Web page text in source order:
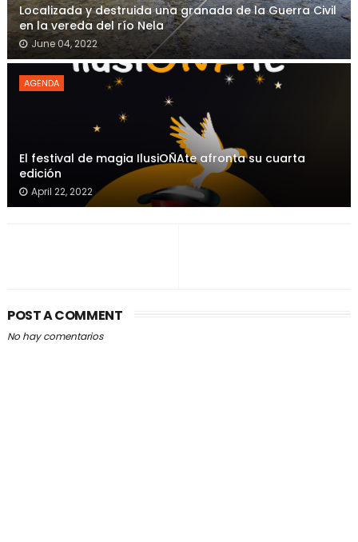
Localizada y destruida una granada de la Guerra Civil
en la vereda del río Nela
June 04, 2022
AGENDA
El festival de magia IlusiOÑAte afronta su cuarta
edición
April 22, 2022
POST A COMMENT
No hay comentarios